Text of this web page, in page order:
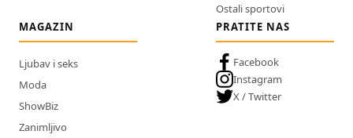
Ostali sportovi
MAGAZIN
Ljubav i seks
Moda
ShowBiz
Zanimljivo
PRATITE NAS
Facebook
Instagram
X / Twitter